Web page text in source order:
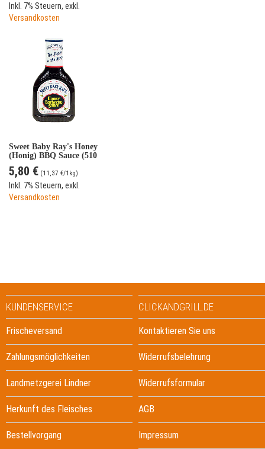
Inkl. 7% Steuern, exkl.
Versandkosten
Sweet Baby Ray's Honey
(Honig) BBQ Sauce (510
g)
5,80 € (11,37 €/1kg)
Inkl. 7% Steuern, exkl.
Versandkosten
KUNDENSERVICE
Frischeversand
Zahlungsmöglichkeiten
Landmetzgerei Lindner
Herkunft des Fleisches
Bestellvorgang
CLICKANDGRILL.DE
Kontaktieren Sie uns
Widerrufsbelehrung
Widerrufsformular
AGB
Impressum